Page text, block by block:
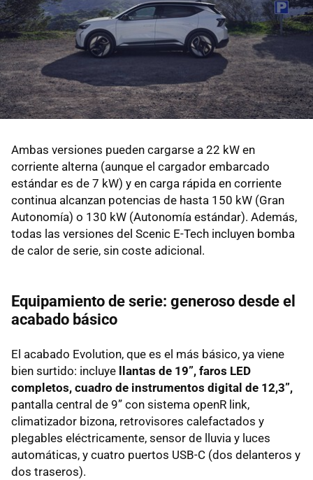
Ambas versiones pueden cargarse a 22 kW en
corriente alterna (aunque el cargador embarcado
estándar es de 7 kW) y en carga rápida en corriente
continua alcanzan potencias de hasta 150 kW (Gran
Autonomía) o 130 kW (Autonomía estándar). Además,
todas las versiones del Scenic E-Tech incluyen bomba
de calor de serie, sin coste adicional.
Equipamiento de serie: generoso desde el
acabado básico
El acabado Evolution, que es el más básico, ya viene
bien surtido: incluye
llantas de 19”, faros LED
completos, cuadro de instrumentos digital de 12,3”,
pantalla central de 9” con sistema openR link,
climatizador bizona, retrovisores calefactados y
plegables eléctricamente, sensor de lluvia y luces
automáticas, y cuatro puertos USB-C (dos delanteros y
dos traseros).